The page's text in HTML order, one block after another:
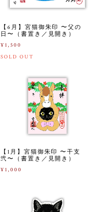
【6月】宮猫御朱印 〜父の
日〜（書置き／見開き）
¥1,500
SOLD OUT
【1月】宮猫御朱印 〜干支
弐〜（書置き／見開き）
¥1,000